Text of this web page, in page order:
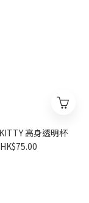
HELLO KITTY 高身透明杯
HK$75.00